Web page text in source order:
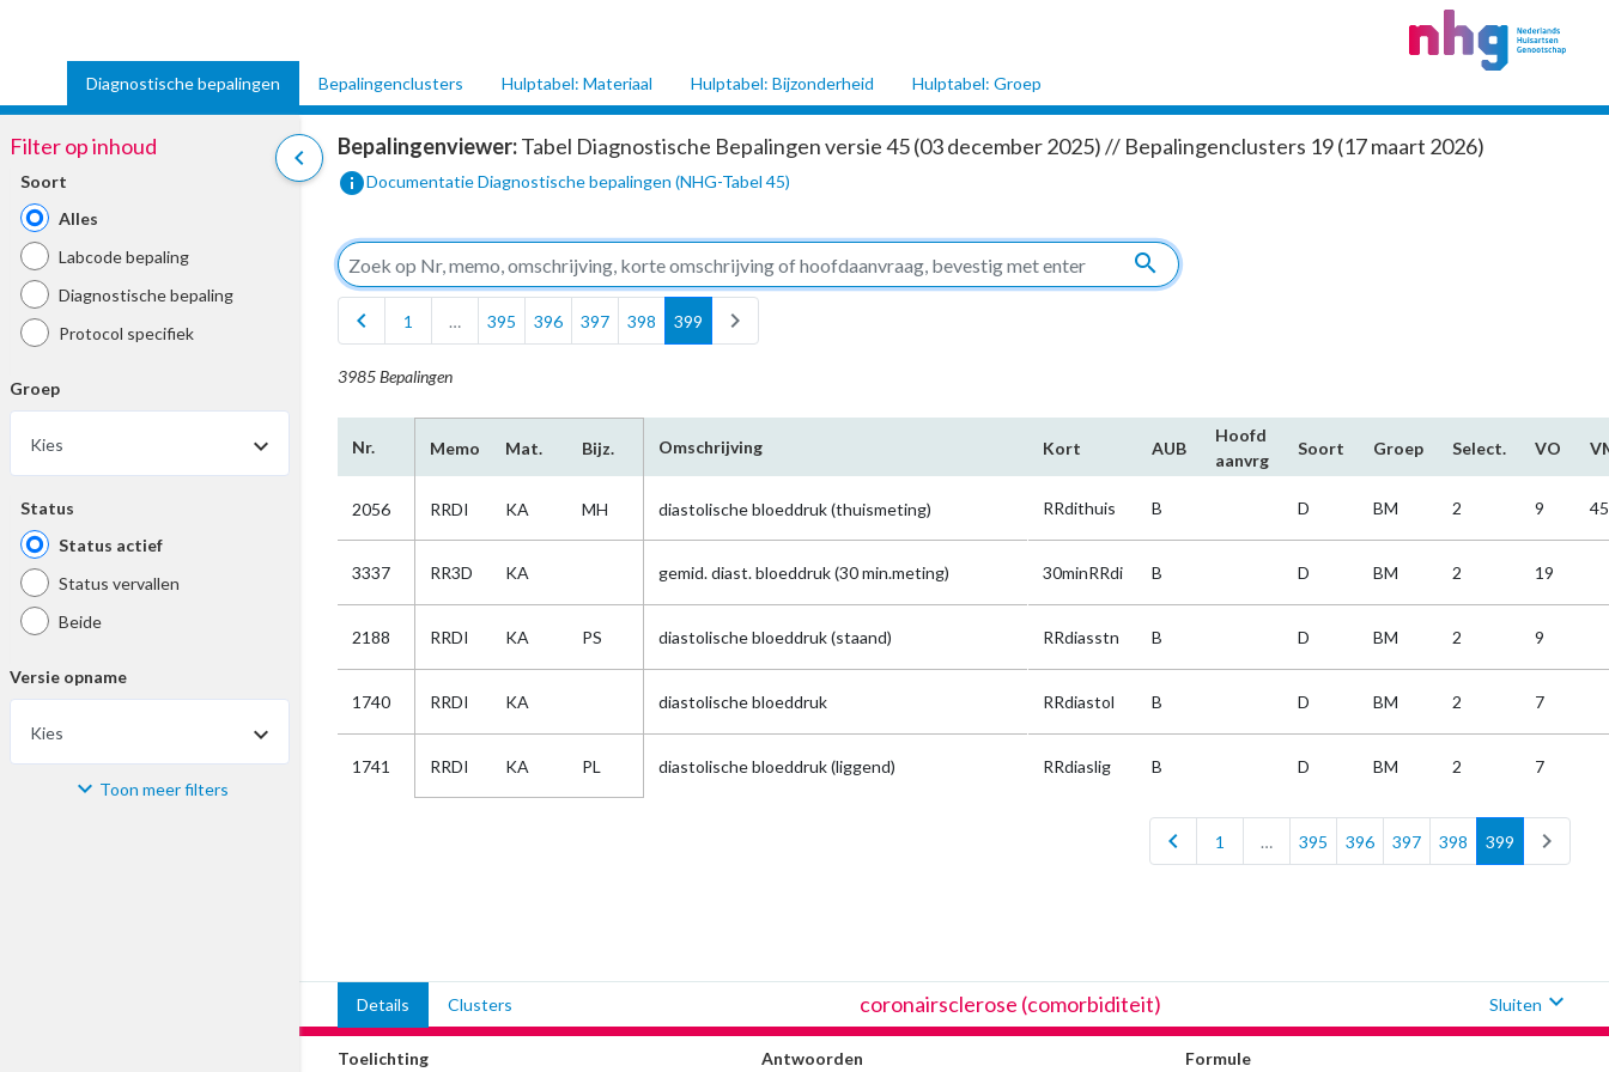
Diagnostische bepalingen Bepalingenclusters Hulptabel: Materiaal Hulptabel: Bijzonderheid Hulptabel: Groep
chevron_left
Filter op inhoud
Soort
Alles
Labcode bepaling
Diagnostische bepaling
Protocol specifiek
Groep
Kies
Status
Status actief
Status vervallen
Beide
Versie opname
Kies
Materiaal Toon meer filters
Bepalingenviewer:Tabel Diagnostische Bepalingen versie 45 (03 december 2025) // Bepalingenclusters 19 (17 maart 2026)
infoDocumentatie Diagnostische bepalingen (NHG-Tabel 45)
search
chevron_left
1 … 395 396 397 398 399 chevron_right
3985 Bepalingen
Nr. Memo Mat. Bijz. Omschrijving Kort AUB
Hoofd​
aanvrg
Soort Groep Select. VO
2056 RRDI KA MH diastolische bloeddruk (thuismeting) RRdithuis B D BM 2 9 45
3337 RR3D KA gemid. diast. bloeddruk (30 min.meting) 30minRRdi B D BM 2 19
2188 RRDI KA PS diastolische bloeddruk (staand) RRdiasstn B D BM 2 9
1740 RRDI KA diastolische bloeddruk RRdiastol B D BM 2 7
1741 RRDI KA PL diastolische bloeddruk (liggend) RRdiaslig B D BM 2 7
chevron_left 1 … 395 396 397 398 399 chevron_right
Details Clusters coronairsclerose (comorbiditeit) Sluiten expand_more
Toelichting Antwoorden Formule